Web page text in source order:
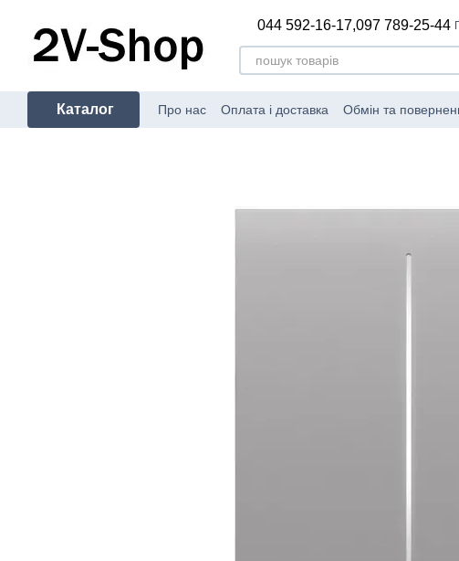
044 592-16-17,097 789-25-44
Каталог Про нас Оплата і доставка Обмін та